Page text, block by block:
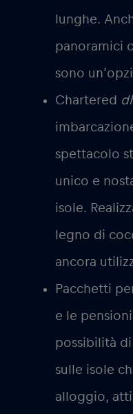
lunghe.
panoramici
sono
Chartered
spettacolo
unico e
isole.
legno di
ancora
Pacchetti
e le
possibilità
sulle isole
alloggio,